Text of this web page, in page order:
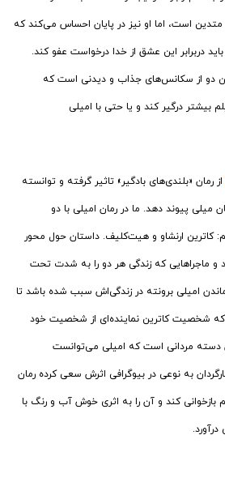
است، اما او نیز در پایان احساس می‌کند که
دربرابر این عشق از خدا درخواست عفو کند.
دو از سکانس‌های جذاب و دیدنی است که
بیشتر درگیر کند و یا حتی با امیلی
از رمان «بلندی‌های بادگیر» تاثیر گرفته و توانسته
میلی پیوند دهد. ما در رمان امیلی با دو
ارنشاو و هیت‌کلیف. داستان حول محور
ماجراهایی که زندگی هر دو را به شدت تحت
امیلی برونته در زندگی‌اش سبب شده باشد تا
که شخصیت کاترین نماینده‌ای از شخصیت خود
مردانی است که امیلی می‌توانست
به نوعی در بیوگرافی اثرش سعی کرده رمان
کند و آن را به اثری خوش آب و رنگ با